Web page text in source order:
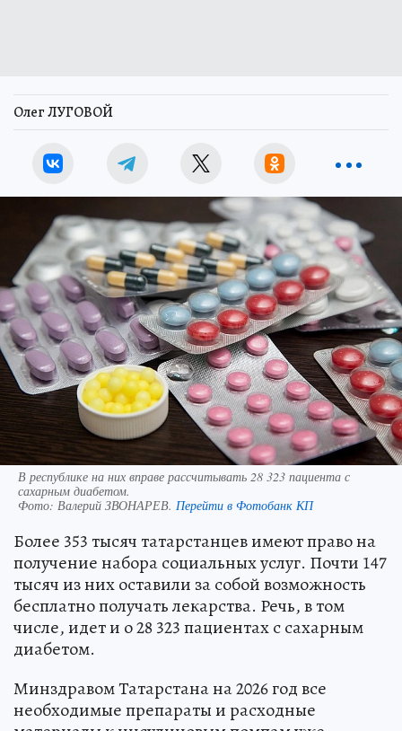
Олег ЛУГОВОЙ
В республике на них вправе рассчитывать 28 323 пациента с
сахарным диабетом.
Фото: Валерий ЗВОНАРЕВ. Перейти в Фотобанк КП
Более 353 тысяч татарстанцев имеют право на
получение набора социальных услуг. Почти 147
тысяч из них оставили за собой возможность
бесплатно получать лекарства. Речь, в том
числе, идет и о 28 323 пациентах с сахарным
диабетом.
Минздравом Татарстана на 2026 год все
необходимые препараты и расходные